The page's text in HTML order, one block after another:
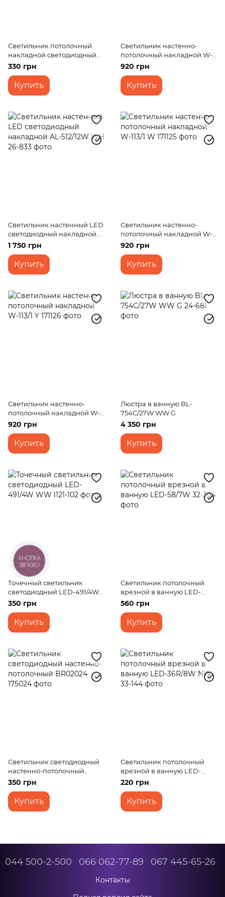
Светильник потолочный
накладной светодиодный
LED-49/6W 30 pcs CW
SMD2835
330 грн
Купить
Светильник настенно-
потолочный накладной W-
113/1 G
920 грн
Купить
Светильник настенный LED
светодиодный накладной
AL-512/12W WH
1 750 грн
Купить
Светильник настенно-
потолочный накладной W-
113/1 W
920 грн
Купить
Светильник настенно-
потолочный накладной W-
113/1 Y
920 грн
Купить
Люстра в ванную BL-
754С/27W WW G
4 350 грн
Купить
Точечный светильник
светодиодный LED-491/4W
WW
350 грн
Купить
Светильник потолочный
врезной в ванную LED-
58/7W
560 грн
Купить
Светильник светодиодный
настенно-потолочный
BR02024
350 грн
Купить
Светильник потолочный
врезной в ванную LED-
36R/8W NW
220 грн
Купить
044 500-2-500 066 062-77-89 067 445-65-26
Контакты
КНОПКА
ЗВ'ЯЗКУ